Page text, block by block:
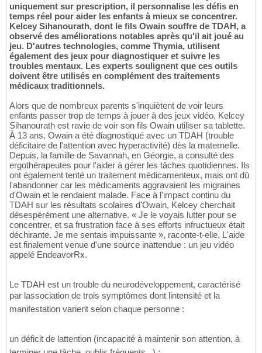
uniquement sur prescription, il personnalise les défis en
temps réel pour aider les enfants à mieux se concentrer.
Kelcey Sihanourath, dont le fils Owain souffre de TDAH, a
observé des améliorations notables après qu'il ait joué au
jeu. D'autres technologies, comme Thymia, utilisent
également des jeux pour diagnostiquer et suivre les
troubles mentaux. Les experts soulignent que ces outils
doivent être utilisés en complément des traitements
médicaux traditionnels.
Alors que de nombreux parents s'inquiètent de voir leurs
enfants passer trop de temps à jouer à des jeux vidéo, Kelcey
Sihanourath est ravie de voir son fils Owain utiliser sa tablette.
À 13 ans, Owain a été diagnostiqué avec un TDAH (trouble
déficitaire de l'attention avec hyperactivité) dès la maternelle.
Depuis, la famille de Savannah, en Géorgie, a consulté des
ergothérapeutes pour l'aider à gérer les tâches quotidiennes. Ils
ont également tenté un traitement médicamenteux, mais ont dû
l'abandonner car les médicaments aggravaient les migraines
d'Owain et le rendaient malade. Face à l'impact continu du
TDAH sur les résultats scolaires d'Owain, Kelcey cherchait
désespérément une alternative. « Je le voyais lutter pour se
concentrer, et sa frustration face à ses efforts infructueux était
déchirante. Je me sentais impuissante », raconte-t-elle. L'aide
est finalement venue d'une source inattendue : un jeu vidéo
appelé EndeavorRx.
Le TDAH est un trouble du neurodéveloppement, caractérisé
par lassociation de trois symptômes dont lintensité et la
manifestation varient selon chaque personne :
un déficit de lattention (incapacité à maintenir son attention, à